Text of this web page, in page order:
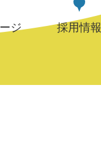
ジ 採用情報